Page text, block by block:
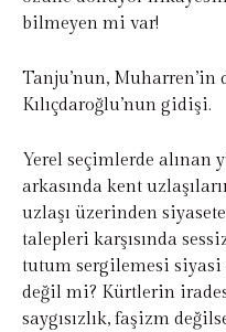
bilmeyen mi var!
Tanju’nun,
Kılıçdaroğlu’nun gidişi.
Yerel seçimlerde alınan
arkasında kent
uzlaşı üzerinden
talepleri karşısında
tutum sergilemesi siyasi
değil mi? Kürtlerin
saygısızlık, faşizm